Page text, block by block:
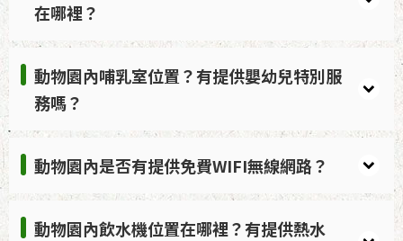
在哪裡？
動物園內哺乳室位置？有提供嬰幼兒特別服
務嗎？
動物園內是否有提供免費WIFI無線網路？
動物園內飲水機位置在哪裡？有提供熱水